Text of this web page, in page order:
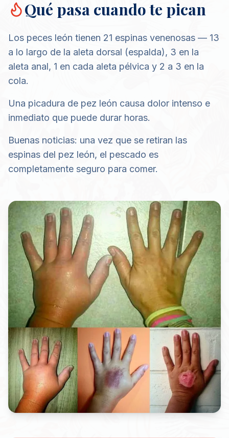
Qué pasa cuando te pican
Los peces león tienen 21 espinas venenosas — 13
a lo largo de la aleta dorsal (espalda), 3 en la
aleta anal, 1 en cada aleta pélvica y 2 a 3 en la
cola.
Una picadura de pez león causa dolor intenso e
inmediato que puede durar horas.
Buenas noticias: una vez que se retiran las
espinas del pez león, el pescado es
completamente seguro para comer.